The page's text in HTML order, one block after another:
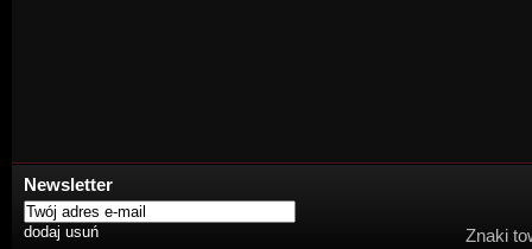
Newsletter
Znaki